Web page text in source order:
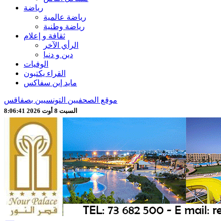
رياضة
رياضة عالمية
رياضة وطنية
ثقافة و إعلام
الرأي الآخر
دين و دنيا
الوفيات
القراء يكتبون
مايد إين سفاكس
موقع الصحفيين التونسيين بصفاقس
السبت 8 أوت 2026 8:06:43